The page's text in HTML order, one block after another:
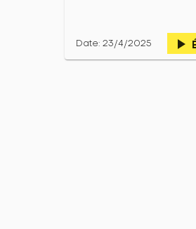
Date: 23/4/2025 play_arrow